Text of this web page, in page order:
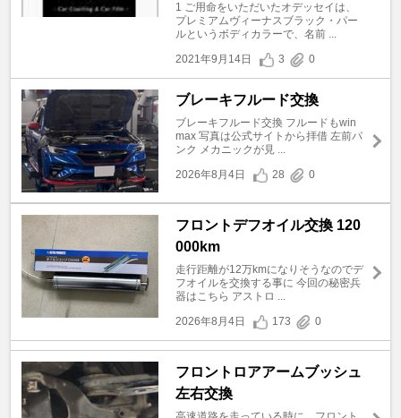
1 ご用命をいただいたオデッセイは、
プレミアムヴィーナスブラック・パー
ルというボディカラーで、名前 ...
2021年9月14日
3 0
ブレーキフルード交換
ブレーキフルード交換 フルードもwin
max 写真は公式サイトから拝借 左前パ
ンク メカニックが見 ...
2026年8月4日
28 0
フロントデフオイル交換 120
000km
走行距離が12万kmになりそうなのでデ
フオイルを交換する事に 今回の秘密兵
器はこちら アストロ ...
2026年8月4日
173 0
フロントロアアームブッシュ
左右交換